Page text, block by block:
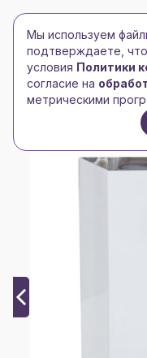
Toggle navigation
Toggle
Главная/Наградная
Награда «Доска
Мы используем
подтверждаете,
условия Политики
согласие на
метрическими